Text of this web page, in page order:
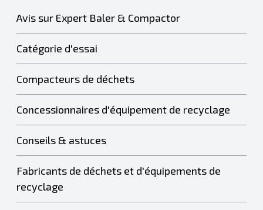
Avis sur Expert Baler & Compactor
Catégorie d'essai
Compacteurs de déchets
Concessionnaires d'équipement de recyclage
Conseils & astuces
Fabricants de déchets et d'équipements de
recyclage